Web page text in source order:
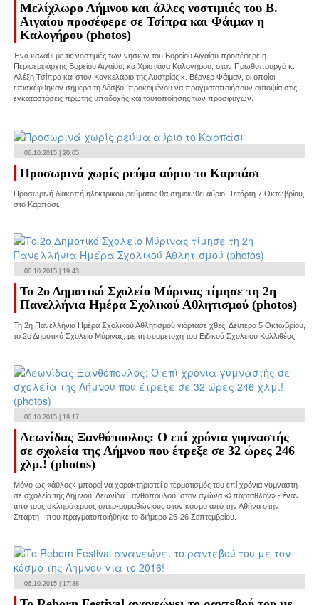
Μελίχλωρο Λήμνου και άλλες νοστιμιές του Β.
Αιγαίου προσέφερε σε Τσίπρα και Φάιμαν η
Καλογήρου (photos)
Ένα καλάθι με τις νοστιμιές των νησιών του Βορείου Αιγαίου προσέφερε η
Περιφερειάρχης Βορείου Αιγαίου, κα Χριστιάνα Καλογήρου, στον Πρωθυπουργό κ.
Αλέξη Τσίπρα και στον Καγκελάριο της Αυστρίας κ. Βέρνερ Φάιμαν, οι οποίοι
επισκέφθηκαν σήμερα τη Λέσβο, προκειμένου να πραγματοποιήσουν αυτοψία στις
εγκαταστάσεις πρώτης υποδοχής και ταυτοποίησης των προσφύγων.
06.10.2015 | 20:05
Προσωρινά χωρίς ρεύμα αύριο το Καρπάσι
Προσωρινή διακοπή ηλεκτρικού ρεύματος θα σημειωθεί αύριο, Τετάρτη 7 Οκτωβρίου,
στο Καρπάσι.
06.10.2015 | 19:43
Το 2ο Δημοτικό Σχολείο Μύρινας τίμησε τη 2η
Πανελλήνια Ημέρα Σχολικού Αθλητισμού (photos)
Τη 2η Πανελλήνια Ημέρα Σχολικού Αθλητισμού γιόρτασε χθες, Δευτέρα 5 Οκτωβρίου,
το 2ο Δημοτικό Σχολείο Μύρινας, με τη συμμετοχή του Ειδικού Σχολείου Καλλιθέας.
06.10.2015 | 19:17
Λεωνίδας Ξανθόπουλος: Ο επί χρόνια γυμναστής
σε σχολεία της Λήμνου που έτρεξε σε 32 ώρες 246
χλμ.! (photos)
Μόνο ως «άθλος» μπορεί να χαρακτηριστεί ο τερματισμός του επί χρόνια γυμναστή
σε σχολεία της Λήμνου, Λεωνίδα Ξανθόπουλου, στον αγώνα «Σπάρταθλον» - έναν
από τους σκληρότερους υπερ-μαραθώνιους στον κόσμο από την Αθήνα στην
Σπάρτη - που πραγματοποιήθηκε το διήμερο 25-26 Σεπτεμβρίου.
06.10.2015 | 17:38